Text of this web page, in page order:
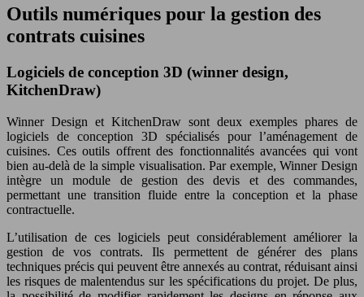
Outils numériques pour la gestion des
contrats cuisines
Logiciels de conception 3D (winner design,
KitchenDraw)
Winner Design et KitchenDraw sont deux exemples phares de
logiciels de conception 3D spécialisés pour l’aménagement de
cuisines. Ces outils offrent des fonctionnalités avancées qui vont
bien au-delà de la simple visualisation. Par exemple, Winner Design
intègre un module de gestion des devis et des commandes,
permettant une transition fluide entre la conception et la phase
contractuelle.
L’utilisation de ces logiciels peut considérablement améliorer la
gestion de vos contrats. Ils permettent de générer des plans
techniques précis qui peuvent être annexés au contrat, réduisant ainsi
les risques de malentendus sur les spécifications du projet. De plus,